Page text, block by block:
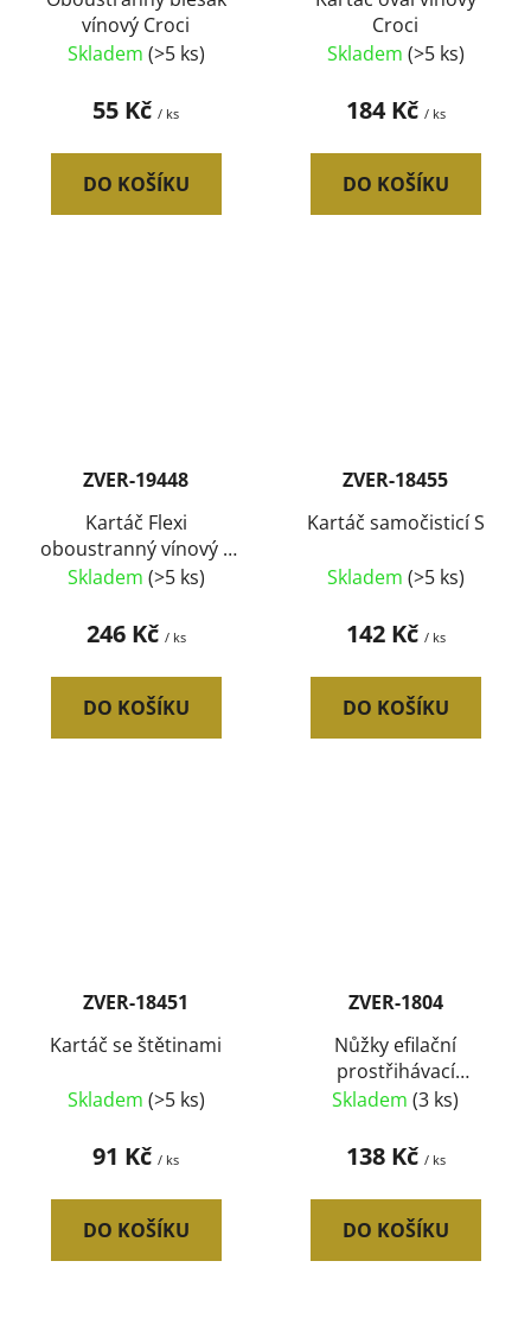
vínový Croci
Skladem (>5 ks)
55 Kč / ks
DO KOŠÍKU
Croci
Skladem (>5 ks)
184 Kč / ks
DO KOŠÍKU
ZVER-19448
Kartáč Flexi
oboustranný vínový L
Croci
Skladem (>5 ks)
246 Kč / ks
DO KOŠÍKU
ZVER-18455
Kartáč samočisticí S
Skladem (>5 ks)
142 Kč / ks
DO KOŠÍKU
ZVER-18451
Kartáč se štětinami
Skladem (>5 ks)
91 Kč / ks
DO KOŠÍKU
ZVER-1804
Nůžky efilační
prostřihávací
jednostranné 16 cm
Skladem (3 ks)
138 Kč / ks
DO KOŠÍKU